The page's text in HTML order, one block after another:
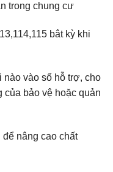
trong chung cư
bât kỳ khi
nào vào số hỗ trợ, cho
của bảo vệ hoặc quản
nâng cao chất